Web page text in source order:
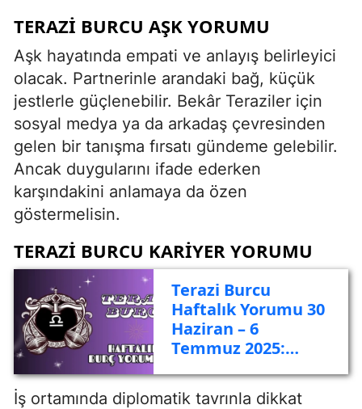
TERAZI BURCU AŞK YORUMU
Aşk hayatında empati ve anlayış belirleyici
olacak. Partnerinle arandaki bağ, küçük
jestlerle güçlenebilir. Bekâr Teraziler için
sosyal medya ya da arkadaş çevresinden
gelen bir tanışma fırsatı gündeme gelebilir.
Ancak duygularını ifade ederken
karşındakini anlamaya da özen
göstermelisin.
TERAZI BURCU KARIYER YORUMU
Terazi Burcu
Haftalık Yorumu 30
Haziran – 6
Temmuz 2025:
Sosyal Temaslar
İş ortamında diplomatik tavrınla dikkat